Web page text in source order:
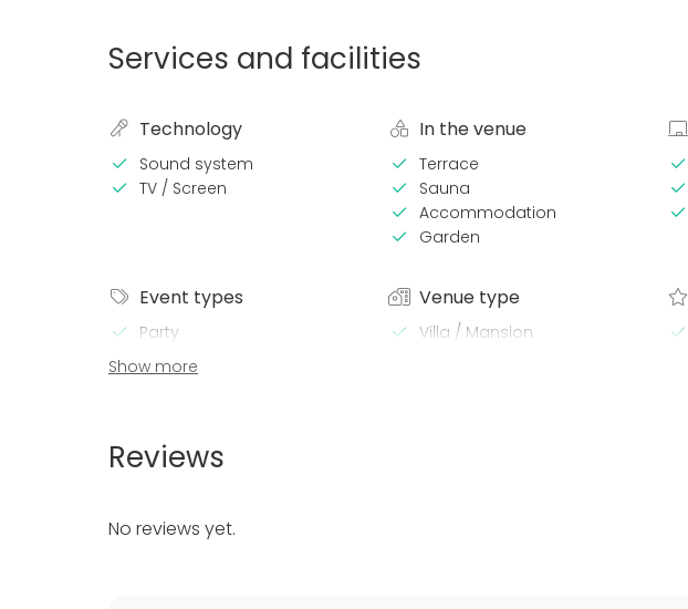
Services and facilities
Technology
Sound system
TV / Screen
In the venue
Terrace
Sauna
Accommodation
Garden
Event types
Party
Spa / Wellness / Sauna
Conference / Seminar
Recreation
Venue type
Villa / Mansion
Show more
Reviews
No reviews yet.